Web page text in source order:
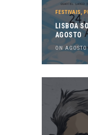
FESTIVAIS,
LISBOA
AGOSTO
ON